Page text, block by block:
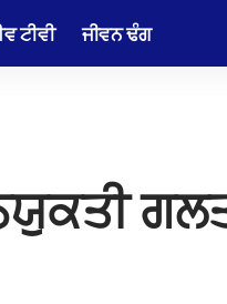
ਟੀਵੀ ਜੀਵਨ ਢੰਗ